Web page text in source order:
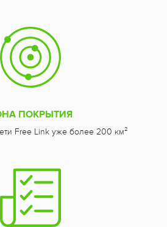
ПОКРЫТИЯ
Free Link уже более 200 км²